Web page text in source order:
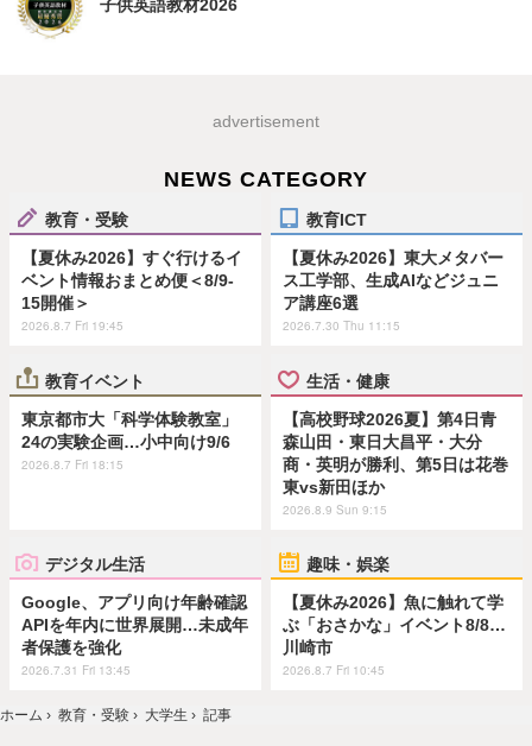
子供英語教材2026
advertisement
NEWS CATEGORY
教育・受験
【夏休み2026】すぐ行けるイ
ベント情報おまとめ便＜8/9-
15開催＞
2026.8.7 Fri 19:45
教育ICT
【夏休み2026】東大メタバー
ス工学部、生成AIなどジュニ
ア講座6選
2026.7.30 Thu 11:15
教育イベント
東京都市大「科学体験教室」
24の実験企画…小中向け9/6
2026.8.7 Fri 18:15
生活・健康
【高校野球2026夏】第4日青
森山田・東日大昌平・大分
商・英明が勝利、第5日は花巻
東vs新田ほか
2026.8.9 Sun 9:15
デジタル生活
Google、アプリ向け年齢確認
APIを年内に世界展開…未成年
者保護を強化
2026.7.31 Fri 13:45
趣味・娯楽
【夏休み2026】魚に触れて学
ぶ「おさかな」イベント8/8…
川崎市
2026.8.7 Fri 10:45
ホーム › 教育・受験 › 大学生 › 記事